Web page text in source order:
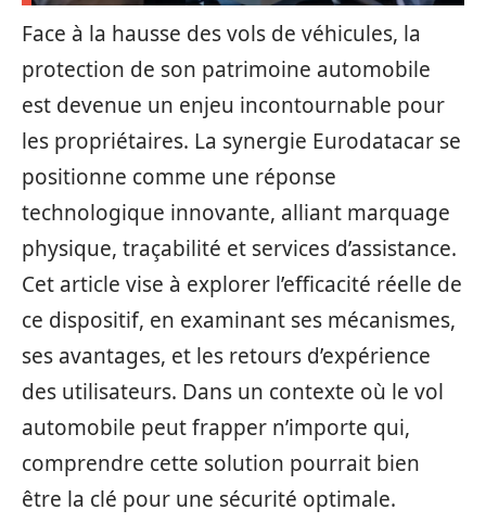
Face à la hausse des vols de véhicules, la
protection de son patrimoine automobile
est devenue un enjeu incontournable pour
les propriétaires. La synergie Eurodatacar se
positionne comme une réponse
technologique innovante, alliant marquage
physique, traçabilité et services d’assistance.
Cet article vise à explorer l’efficacité réelle de
ce dispositif, en examinant ses mécanismes,
ses avantages, et les retours d’expérience
des utilisateurs. Dans un contexte où le vol
automobile peut frapper n’importe qui,
comprendre cette solution pourrait bien
être la clé pour une sécurité optimale.